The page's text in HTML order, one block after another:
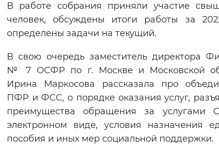
Воспроизвести Остановить
Вернуть стандартные настройки
В работе собрания приняли участие
человек, обсуждены итоги работы за
определены задачи на текущий.
В свою очередь заместитель директора
№ 7 ОСФР по г. Москве и Московской
Ирина Маркосова рассказала про
ПФР и ФСС, о порядке оказания услуг,
преимущества обращения за услугами
электронном виде, условия назначения
пособия и иных мер социальной поддержки.